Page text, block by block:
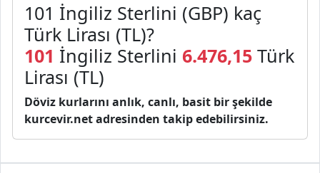
101 İngiliz Sterlini (GBP) kaç
Türk Lirası (TL)?
101 İngiliz Sterlini 6.476,15 Türk
Lirası (TL)
Döviz kurlarını anlık, canlı, basit bir şekilde
kurcevir.net adresinden takip edebilirsiniz.